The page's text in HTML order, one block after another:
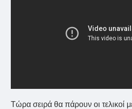
Τώρα σειρά θα πάρουν οι τελικοί